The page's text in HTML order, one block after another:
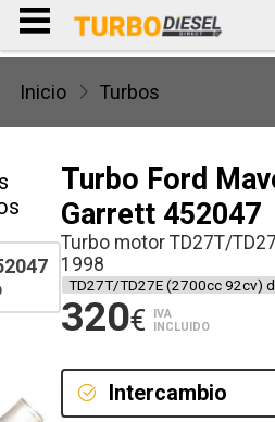
Inicio Turbos
Turbo Ford
Garrett 452047
Turbo motor TD27T/
1998
TD27T/TD27E (2700cc 92cv)
320€
IVA
INCLUIDO
Intercambio